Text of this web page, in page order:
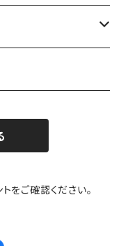
をご確認ください。